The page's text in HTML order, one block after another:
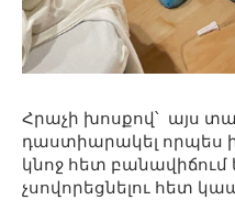
Հրաչի խոսքով՝ այս
դաստիարակել որպես
կնոջ հետ բանավիճում
չսովորեցնելու հետ